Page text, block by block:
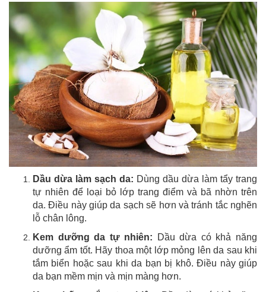
Dầu dừa làm sạch da: Dùng dầu dừa làm tẩy trang
tự nhiên để loại bỏ lớp trang điểm và bã nhờn trên
da. Điều này giúp da sạch sẽ hơn và tránh tắc nghẽn
lỗ chân lông.
Kem dưỡng da tự nhiên: Dầu dừa có khả năng
dưỡng ẩm tốt. Hãy thoa một lớp mỏng lên da sau khi
tắm biển hoặc sau khi da bạn bị khô. Điều này giúp
da bạn mềm mịn và mịn màng hơn.